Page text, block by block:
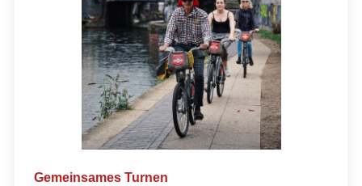
Gemeinsames Turnen